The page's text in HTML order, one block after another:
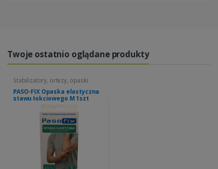
Twoje ostatnio oglądane produkty
Stabilizatory, ortezy, opaski
PASO-FIX Opaska elastyczna
stawu łokciowego M 1szt